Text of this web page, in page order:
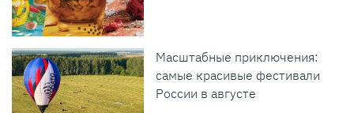
Масштабные приключения:
самые красивые фестивали
России в августе